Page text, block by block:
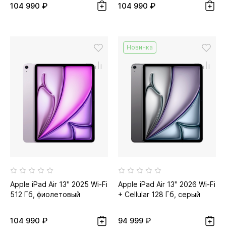
104 990 ₽ 104 990 ₽
Apple iPad Air 13" 2025 Wi-Fi
512 Гб, фиолетовый
104 990 ₽
Новинка
Apple iPad Air 13" 2026 Wi-Fi
+ Cellular 128 Гб, серый
94 999 ₽